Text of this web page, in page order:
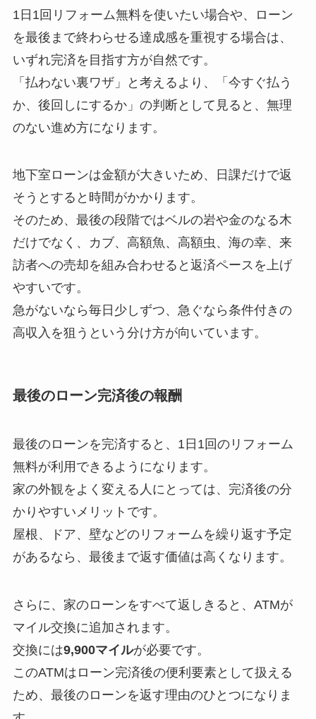
1日1回リフォーム無料を使いたい場合や、ローン
を最後まで終わらせる達成感を重視する場合は、
いずれ完済を目指す方が自然です。
「払わない裏ワザ」と考えるより、「今すぐ払う
か、後回しにするか」の判断として見ると、無理
のない進め方になります。
地下室ローンは金額が大きいため、日課だけで返
そうとすると時間がかかります。
そのため、最後の段階ではベルの岩や金のなる木
だけでなく、カブ、高額魚、高額虫、海の幸、来
訪者への売却を組み合わせると返済ペースを上げ
やすいです。
急がないなら毎日少しずつ、急ぐなら条件付きの
高収入を狙うという分け方が向いています。
最後のローン完済後の報酬
最後のローンを完済すると、1日1回のリフォーム
無料が利用できるようになります。
家の外観をよく変える人にとっては、完済後の分
かりやすいメリットです。
屋根、ドア、壁などのリフォームを繰り返す予定
があるなら、最後まで返す価値は高くなります。
さらに、家のローンをすべて返しきると、ATMが
マイル交換に追加されます。
交換には9,900マイルが必要です。
このATMはローン完済後の便利要素として扱える
ため、最後のローンを返す理由のひとつになりま